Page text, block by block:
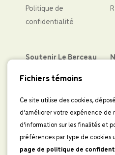
Politique de
confidentialité
Soutenir Le Berceau
Partenaires financiers
Levées de fond
Boutique
Fichiers témoins
Ce site utilise des cookies,
d’améliorer votre expérience de
d’information sur les finalités et
préférences par type de cookies
page de politique de